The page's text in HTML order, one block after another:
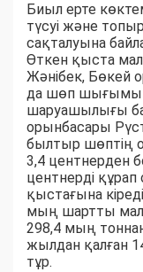
Биыл ерте
түсуі және
сақталуына
Өткен қыста
Жәнібек, Бөкей
да шөп шығымы
шаруашылығы
орынбасары
былтыр шөптің
3,4 центнерден
центнерді
қыстағына
мың шартты мал
298,4 мың
жылдан қалған
тұр.